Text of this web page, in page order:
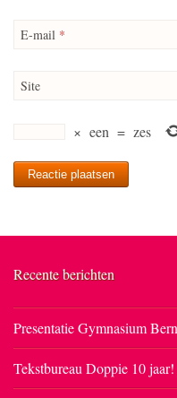
E-mail *
Site
× een = zes
Recente berichten
Presentatie Gymnasium
Tekstbureau Doppie 10 jaar!